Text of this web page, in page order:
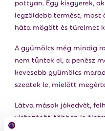
pottyan. Egy kisgyerek,
legzöldebb termést, most
háta mögött és türelmet
A gyümölcs még mindig
nem tűntek el, a penész
kevesebb gyümölcs
szedtek le, mielőtt
Látva mások jókedvét,
virágzását, többen is